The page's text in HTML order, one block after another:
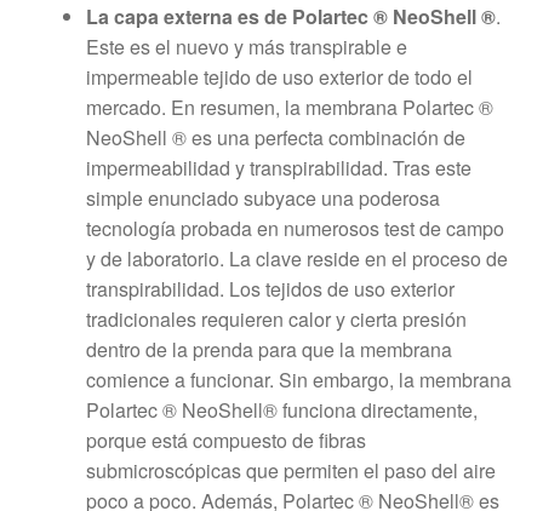
La capa externa es de Polartec ® NeoShell ®.
Este es el nuevo y más transpirable e
impermeable tejido de uso exterior de todo el
mercado. En resumen, la membrana Polartec ®
NeoShell ® es una perfecta combinación de
impermeabilidad y transpirabilidad. Tras este
simple enunciado subyace una poderosa
tecnología probada en numerosos test de campo
y de laboratorio. La clave reside en el proceso de
transpirabilidad. Los tejidos de uso exterior
tradicionales requieren calor y cierta presión
dentro de la prenda para que la membrana
comience a funcionar. Sin embargo, la membrana
Polartec ® NeoShell® funciona directamente,
porque está compuesto de fibras
submicroscópicas que permiten el paso del aire
poco a poco. Además, Polartec ® NeoShell® es